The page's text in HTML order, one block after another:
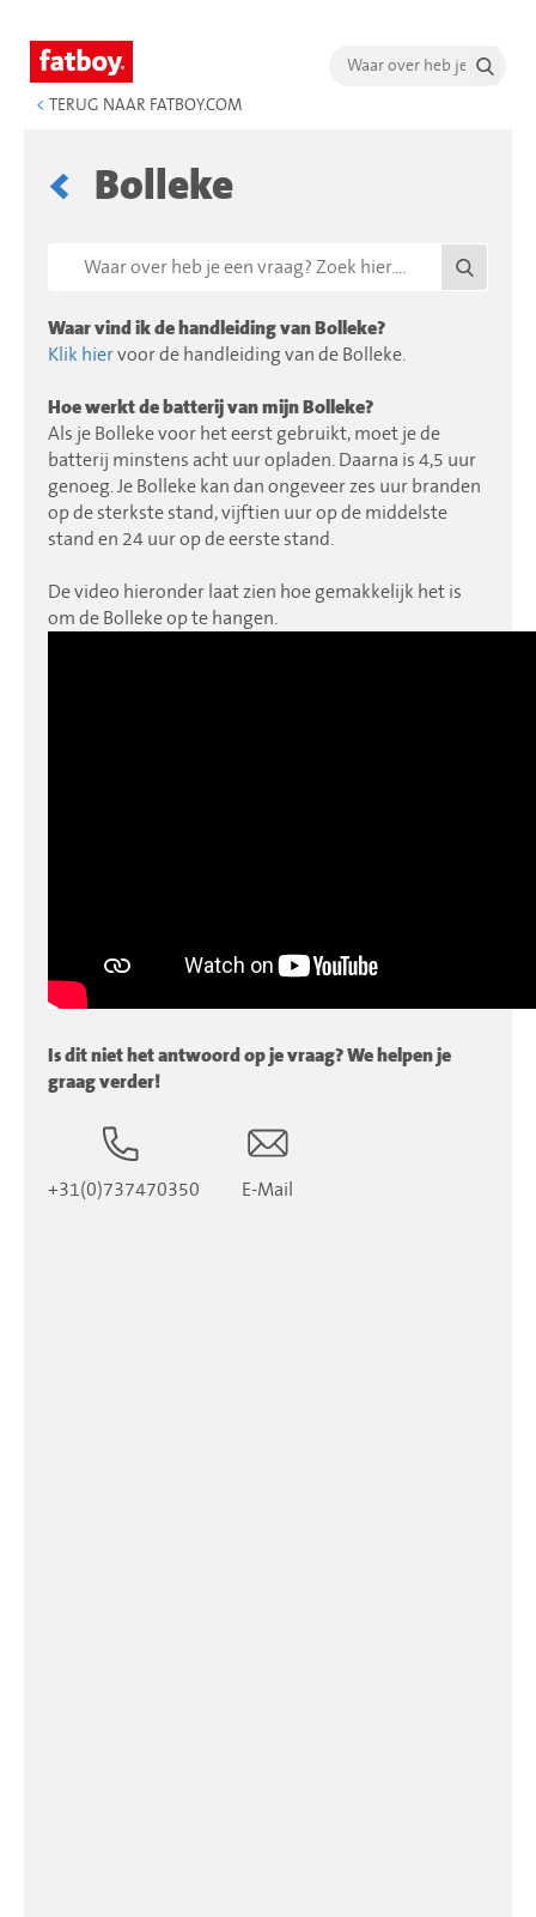
< TERUG NAAR FATBOY.COM
Bolleke
Waar vind ik de handleiding van Bolleke?
Klik hiervoor de handleiding van de Bolleke.
Hoe werkt de batterij van mijn Bolleke?
Als je Bolleke voor het eerst gebruikt, moet je de
batterij minstens acht uur opladen. Daarna is 4,5 uur
genoeg. Je Bolleke kan dan ongeveer zes uur branden
op de sterkste stand, vijftien uur op de middelste
stand en 24 uur op de eerste stand.
De video hieronder laat zien hoe gemakkelijk het is
om de Bolleke op te hangen.
Is dit niet het antwoord op je vraag? We helpen je
graag verder!
+31(0)737470350 E-Mail